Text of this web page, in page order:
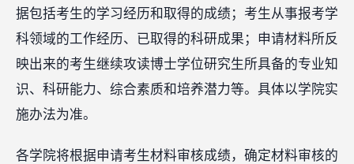
据包括考生的学习经历和取得的成绩；考生从事报考学
科领域的工作经历、已取得的科研成果；申请材料所反
映出来的考生继续攻读博士学位研究生所具备的专业知
识、科研能力、综合素质和培养潜力等。具体以学院实
施办法为准。
各学院将根据申请考生材料审核成绩，确定材料审核的